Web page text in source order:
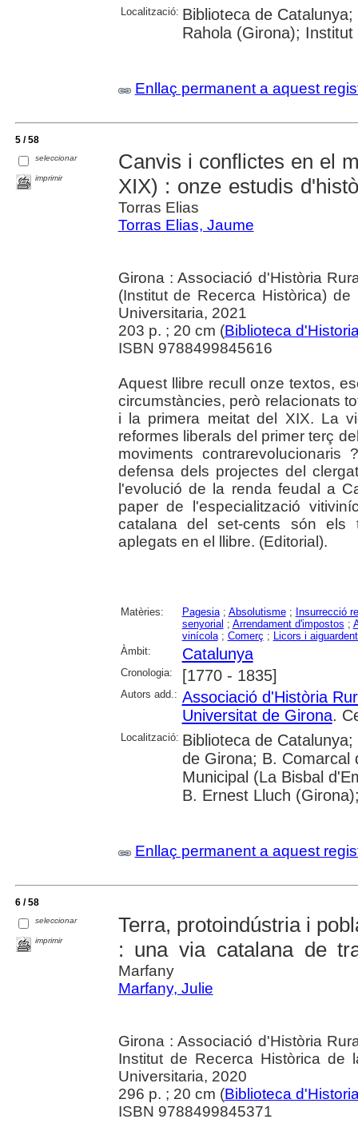
Localització: Biblioteca de
Rahola (Girona);
Enllaç permanent a aquest
5 / 58
seleccionar
imprimir
Canvis i conflictes en el
XIX) : onze estudis
Torras Elias
Torras Elias, Jaume
Girona : Associació d'Història
(Institut de Recerca Històrica)
Universitaria, 2021
203 p. ; 20 cm (Biblioteca
ISBN 9788499845616
Aquest llibre recull onze textos,
circumstàncies, però relacionats
i la primera meitat del XIX. La
reformes liberals del primer terç
moviments
defensa dels projectes del
l'evolució de la renda feudal a
paper de l'especialització
catalana del set-cents són els
aplegats en el llibre. (Editorial).
Matèries: Pagesia; Absolutisme; Insurrecció
senyorial ; Arrendament d'impostos ;
vinícola; Comerç ; Licors i
Àmbit:
Catalunya
Cronologia: [1770 - 1835]
Autors add.: Associació d'Història
Universitat de Girona.
Localització: Biblioteca de
de Girona; B. Comarcal
Municipal (La Bisbal
B. Ernest Lluch
Enllaç permanent a aquest
6 / 58
seleccionar
imprimir
Terra, protoindústria i
: una via catalana de
Marfany
Marfany, Julie
Girona : Associació d'Història
Institut de Recerca Històrica de
Universitaria, 2020
296 p. ; 20 cm (Biblioteca
ISBN 9788499845371